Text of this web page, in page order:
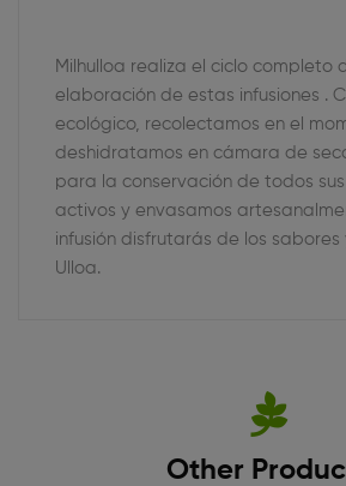
Milhulloa realiza el ciclo completo
elaboración de estas infusiones .
ecológico, recolectamos en el
deshidratamos en cámara de
para la conservación de todos
activos y envasamos
infusión disfrutarás de los
Ulloa.
Other